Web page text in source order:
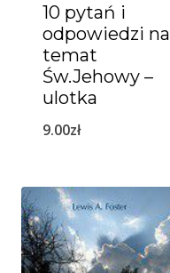
10 pytań i
odpowiedzi na
temat
Św.Jehowy –
ulotka
9.00zł